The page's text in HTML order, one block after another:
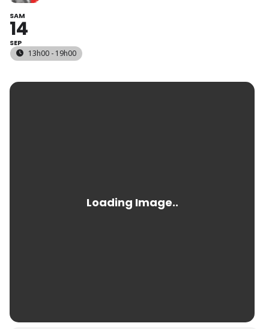
SAM
14
SEP
13h00 - 19h00